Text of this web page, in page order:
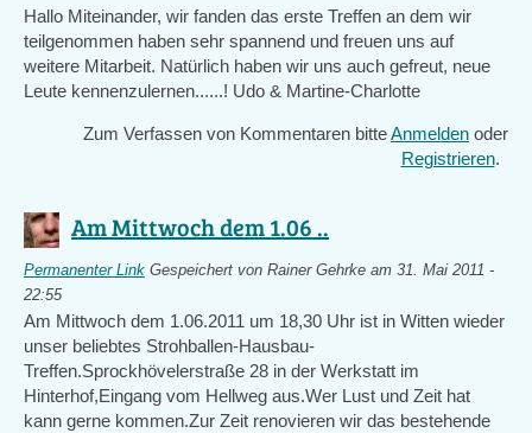
Hallo Miteinander, wir fanden das erste Treffen an dem wir
teilgenommen haben sehr spannend und freuen uns auf
weitere Mitarbeit. Natürlich haben wir uns auch gefreut, neue
Leute kennenzulernen......! Udo & Martine-Charlotte
Zum Verfassen von Kommentaren bitteAnmelden oder
Registrieren.
Am Mittwoch dem 1.06 ..
Permanenter Link Gespeichert von Rainer Gehrke am 31. Mai 2011 -
22:55
Am Mittwoch dem 1.06.2011 um 18,30 Uhr ist in Witten wieder
unser beliebtes Strohballen-Hausbau-
Treffen.Sprockhövelerstraße 28 in der Werkstatt im
Hinterhof,Eingang vom Hellweg aus.Wer Lust und Zeit hat
kann gerne kommen.Zur Zeit renovieren wir das bestehende